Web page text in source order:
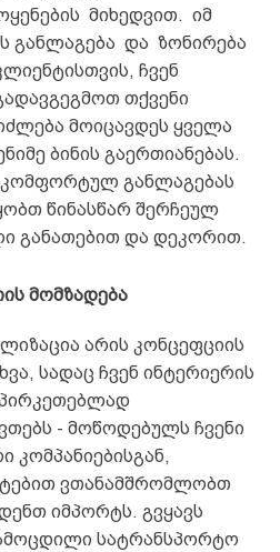
მიხედვით. იმ
განლაგება და ზონირება
ჩვენ
თქვენი
მოიცავდეს ყველა
ბინის გაერთიანებას.
კომფორტულ განლაგებას
წინასწარ შერჩეულ
განათებით და დეკორით.
მომზადება
არის კონცეფციის
სადაც ჩვენინტერიერის
- მოწოდებულს ჩვენი
კომპანიებისგან,
ვთანამშრომლობთ
იმპორტს. გვყავს
სატრანსპორტო